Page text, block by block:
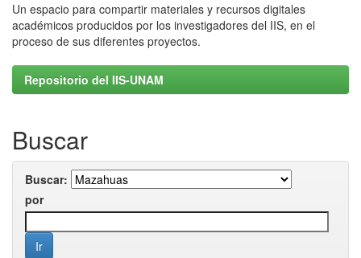
Un espacio para compartir materiales y recursos digitales
académicos producidos por los investigadores del IIS, en el
proceso de sus diferentes proyectos.
Repositorio del IIS-UNAM
Buscar
Buscar:
por